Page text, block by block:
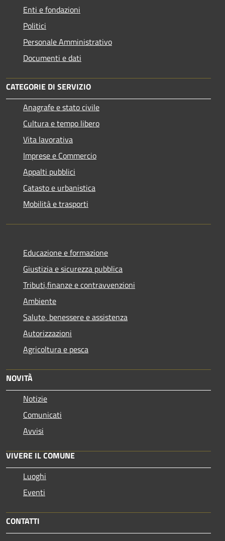
Enti e fondazioni
Politici
Personale Amministrativo
Documenti e dati
CATEGORIE DI SERVIZIO
Anagrafe e stato civile
Cultura e tempo libero
Vita lavorativa
Imprese e Commercio
Appalti pubblici
Catasto e urbanistica
Mobilità e trasporti
Educazione e formazione
Giustizia e sicurezza pubblica
Tributi,finanze e contravvenzioni
Ambiente
Salute, benessere e assistenza
Autorizzazioni
Agricoltura e pesca
NOVITÀ
Notizie
Comunicati
Avvisi
VIVERE IL COMUNE
Luoghi
Eventi
CONTATTI